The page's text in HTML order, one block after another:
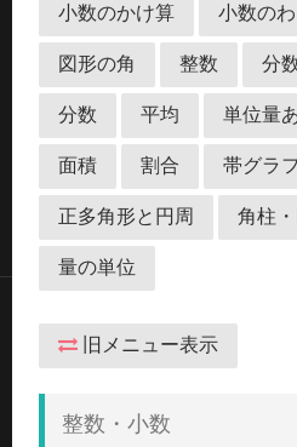
小数のかけ算 小数の
図形の角 整数 分
分数 平均 単位量
面積 割合 帯グラ
正多角形と円周 角柱
量の単位
旧メニュー表示
整数・小数